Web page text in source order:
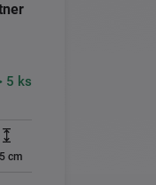
5 ks
cm